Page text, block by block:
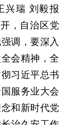
瑞 刘毅报
，自治区党
调，要深入
会精神，全
习近平总书
服务业大会
和新时代党